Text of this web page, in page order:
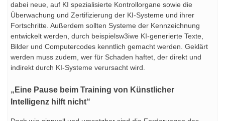
dabei neue, auf KI spezialisierte Kontrollorgane sowie die
Überwachung und Zertifizierung der KI-Systeme und ihrer
Fortschritte. Außerdem sollten Systeme der Kennzeichnung
entwickelt werden, durch beispielsw3iwe KI-generierte Texte,
Bilder und Computercodes kenntlich gemacht werden. Geklärt
werden muss zudem, wer für Schaden haftet, der direkt und
indirekt durch KI-Systeme verursacht wird.
„Eine Pause beim Training von Künstlicher
Intelligenz hilft nicht“